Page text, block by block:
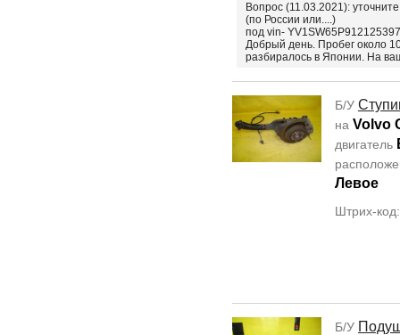
Вопрос (11.03.2021):
(по России или....)
под vin-
Добрый день. Пробег около
разбиралось в Японии. На
Б/У
на Volvo
двигатель
Левое
Штрих-
Б/У